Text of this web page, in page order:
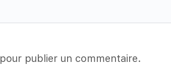
pour publier un commentaire.